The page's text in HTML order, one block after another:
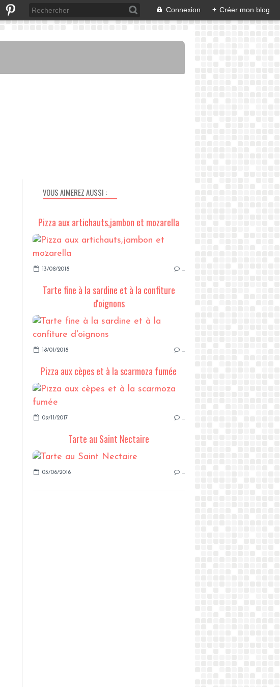
Connexion + Créer mon blog
VOUS AIMEREZ AUSSI :
Pizza aux artichauts,jambon et mozarella
13/08/2018 …
Tarte fine à la sardine et à la confiture
d'oignons
18/01/2018 …
Pizza aux cèpes et à la scarmoza fumée
09/11/2017 …
Tarte au Saint Nectaire
03/06/2016 …